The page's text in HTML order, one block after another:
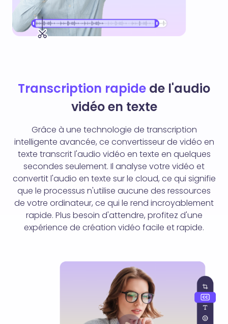
Transcription rapide de l'audio
vidéo en texte
Grâce à une technologie de transcription
intelligente avancée, ce convertisseur de vidéo en
texte transcrit l'audio vidéo en texte en quelques
secondes seulement. Il analyse votre vidéo et
convertit l'audio en texte sur le cloud, ce qui signifie
que le processus n'utilise aucune des ressources
de votre ordinateur, ce qui le rend incroyablement
rapide. Plus besoin d'attendre, profitez d'une
expérience de création vidéo facile et rapide.